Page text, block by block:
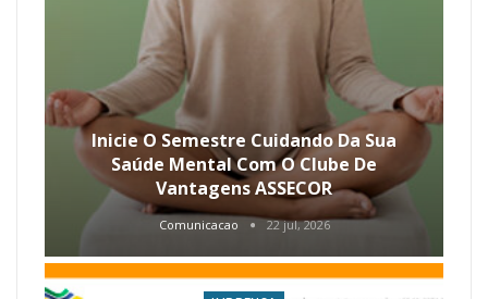
Inicie O Semestre Cuidando Da Sua
Saúde Mental Com O Clube De
Vantagens ASSECOR
Comunicacao 22 jul, 2026